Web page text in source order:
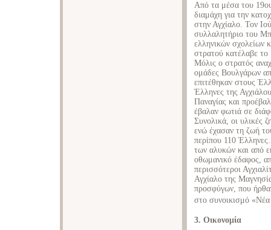
Από τα μέσα του 19ου
διαμάχη για την
στην Αγχίαλο. Τον
συλλαλητήριο του
ελληνικών σχολείων
στρατού κατέλαβε
Μόλις ο στρατός
ομάδες Βουλγάρων
επιτέθηκαν στους
Έλληνες της
Παναγίας και
έβαλαν φωτιά σε
Συνολικά, οι υλικές
ενώ έχασαν τη ζωή
περίπου 110
των αλυκών και από
οθωμανικό έδαφος,
περισσότεροι
Αγχίαλο της
προσφύγων, που
στο συνοικισμό
3. Οικονομία